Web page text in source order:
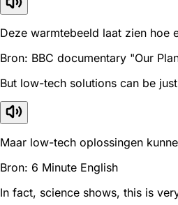
Deze warmtebeeld laat zien hoe
Bron: BBC documentary "Our
But low-tech solutions can be
Maar low-tech oplossingen
Bron: 6 Minute English
In fact, science shows, this is